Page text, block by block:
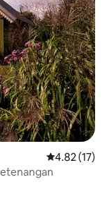
Penarafan
4.82 (17)